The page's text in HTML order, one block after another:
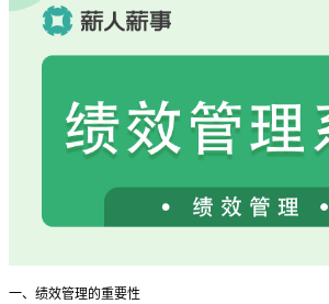
一、绩效管理的重要性